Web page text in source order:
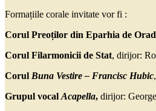
Formațiile corale invitate vor fi :
Corul Preoților din Eparhia de
Corul Filarmonicii de Stat, dirijor:
Corul Buna Vestire – Francisc Hubic
Grupul vocal Acapella, dirijor: